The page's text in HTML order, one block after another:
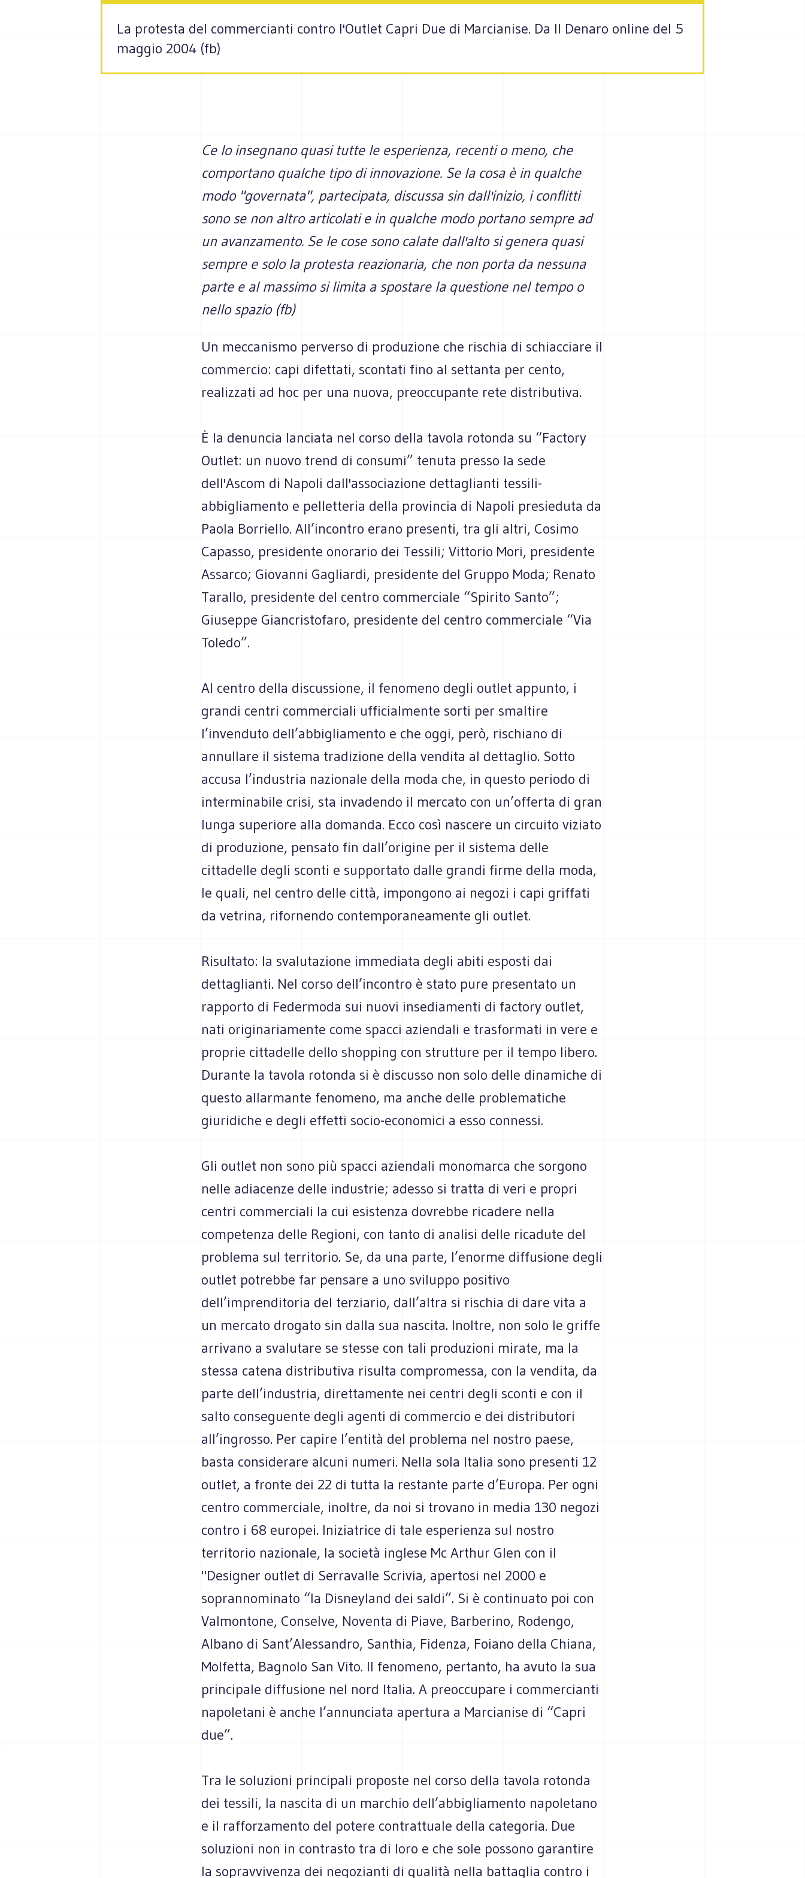
La protesta del commercianti contro l'Outlet Capri Due di Marcianise. Da Il Denaro online del 5
maggio 2004 (fb)
Ce lo insegnano quasi tutte le esperienza, recenti o meno, che
comportano qualche tipo di innovazione. Se la cosa è in qualche
modo "governata", partecipata, discussa sin dall'inizio, i conflitti
sono se non altro articolati e in qualche modo portano sempre ad
un avanzamento. Se le cose sono calate dall'alto si genera quasi
sempre e solo la protesta reazionaria, che non porta da nessuna
parte e al massimo si limita a spostare la questione nel tempo o
nello spazio (fb)
Un meccanismo perverso di produzione che rischia di schiacciare il
commercio: capi difettati, scontati fino al settanta per cento,
realizzati ad hoc per una nuova, preoccupante rete distributiva.
È la denuncia lanciata nel corso della tavola rotonda su “Factory
Outlet: un nuovo trend di consumi” tenuta presso la sede
dell'Ascom di Napoli dall'associazione dettaglianti tessili-
abbigliamento e pelletteria della provincia di Napoli presieduta da
Paola Borriello. All’incontro erano presenti, tra gli altri, Cosimo
Capasso, presidente onorario dei Tessili; Vittorio Mori, presidente
Assarco; Giovanni Gagliardi, presidente del Gruppo Moda; Renato
Tarallo, presidente del centro commerciale “Spirito Santo”;
Giuseppe Giancristofaro, presidente del centro commerciale “Via
Toledo”.
Al centro della discussione, il fenomeno degli outlet appunto, i
grandi centri commerciali ufficialmente sorti per smaltire
l’invenduto dell’abbigliamento e che oggi, però, rischiano di
annullare il sistema tradizione della vendita al dettaglio. Sotto
accusa l’industria nazionale della moda che, in questo periodo di
interminabile crisi, sta invadendo il mercato con un’offerta di gran
lunga superiore alla domanda. Ecco così nascere un circuito viziato
di produzione, pensato fin dall’origine per il sistema delle
cittadelle degli sconti e supportato dalle grandi firme della moda,
le quali, nel centro delle città, impongono ai negozi i capi griffati
da vetrina, rifornendo contemporaneamente gli outlet.
Risultato: la svalutazione immediata degli abiti esposti dai
dettaglianti. Nel corso dell’incontro è stato pure presentato un
rapporto di Federmoda sui nuovi insediamenti di factory outlet,
nati originariamente come spacci aziendali e trasformati in vere e
proprie cittadelle dello shopping con strutture per il tempo libero.
Durante la tavola rotonda si è discusso non solo delle dinamiche di
questo allarmante fenomeno, ma anche delle problematiche
giuridiche e degli effetti socio-economici a esso connessi.
Gli outlet non sono più spacci aziendali monomarca che sorgono
nelle adiacenze delle industrie; adesso si tratta di veri e propri
centri commerciali la cui esistenza dovrebbe ricadere nella
competenza delle Regioni, con tanto di analisi delle ricadute del
problema sul territorio. Se, da una parte, l’enorme diffusione degli
outlet potrebbe far pensare a uno sviluppo positivo
dell’imprenditoria del terziario, dall’altra si rischia di dare vita a
un mercato drogato sin dalla sua nascita. Inoltre, non solo le griffe
arrivano a svalutare se stesse con tali produzioni mirate, ma la
stessa catena distributiva risulta compromessa, con la vendita, da
parte dell’industria, direttamente nei centri degli sconti e con il
salto conseguente degli agenti di commercio e dei distributori
all’ingrosso. Per capire l’entità del problema nel nostro paese,
basta considerare alcuni numeri. Nella sola Italia sono presenti 12
outlet, a fronte dei 22 di tutta la restante parte d’Europa. Per ogni
centro commerciale, inoltre, da noi si trovano in media 130 negozi
contro i 68 europei. Iniziatrice di tale esperienza sul nostro
territorio nazionale, la società inglese Mc Arthur Glen con il
"Designer outlet di Serravalle Scrivia, apertosi nel 2000 e
soprannominato “la Disneyland dei saldi”. Si è continuato poi con
Valmontone, Conselve, Noventa di Piave, Barberino, Rodengo,
Albano di Sant’Alessandro, Santhia, Fidenza, Foiano della Chiana,
Molfetta, Bagnolo San Vito. Il fenomeno, pertanto, ha avuto la sua
principale diffusione nel nord Italia. A preoccupare i commercianti
napoletani è anche l’annunciata apertura a Marcianise di “Capri
due”.
Tra le soluzioni principali proposte nel corso della tavola rotonda
dei tessili, la nascita di un marchio dell’abbigliamento napoletano
e il rafforzamento del potere contrattuale della categoria. Due
soluzioni non in contrasto tra di loro e che sole possono garantire
la sopravvivenza dei negozianti di qualità nella battaglia contro i